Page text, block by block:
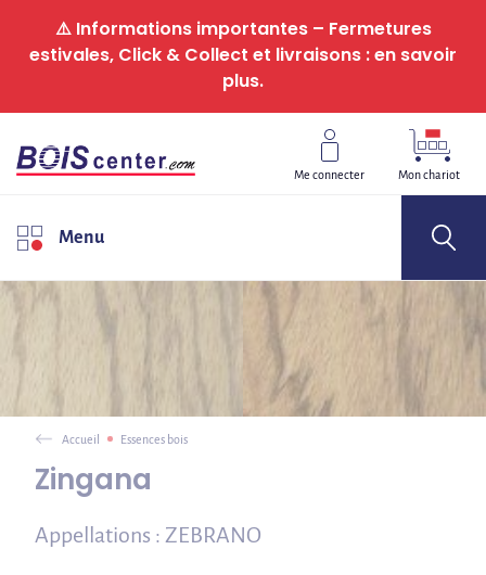
⚠️ Informations importantes – Fermetures
estivales, Click & Collect et livraisons : en savoir
plus.
Me connecter Mon chariot
Menu
Accueil Essences bois
Zingana
Appellations : ZEBRANO